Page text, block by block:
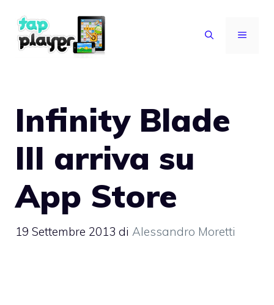
contenuto
MENU
Infinity Blade
III arriva su
App Store
19 Settembre 2013 di Alessandro Moretti